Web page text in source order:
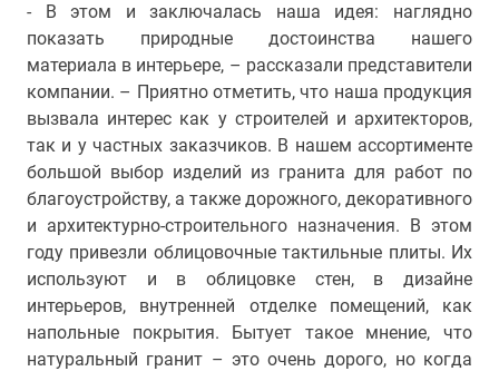
- В этом и заключалась наша идея: наглядно
показать природные достоинства нашего
материала в интерьере, – рассказали представители
компании. – Приятно отметить, что наша продукция
вызвала интерес как у строителей и архитекторов,
так и у частных заказчиков. В нашем ассортименте
большой выбор изделий из гранита для работ по
благоустройству, а также дорожного, декоративного
и архитектурно-строительного назначения. В этом
году привезли облицовочные тактильные плиты. Их
используют и в облицовке стен, в дизайне
интерьеров, внутренней отделке помещений, как
напольные покрытия. Бытует такое мнение, что
натуральный гранит – это очень дорого, но когда